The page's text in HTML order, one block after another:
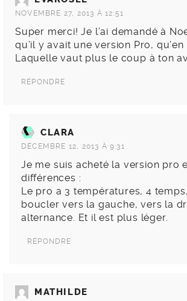
NOVEMBRE 27, 2013 À 12:51
Super merci! Je l’ai demandé à
qu’il y avait une version Pro,
Laquelle vaut plus le coup à ton
RÉPONDRE
CLARA
DÉCEMBRE 12, 2013 À 9:31
Je me suis acheté la version pro
différences :
Le pro a 3 températures, 4
boucler vers la gauche, vers la
alternance. Et il est plus léger.
RÉPONDRE
MATHILDE